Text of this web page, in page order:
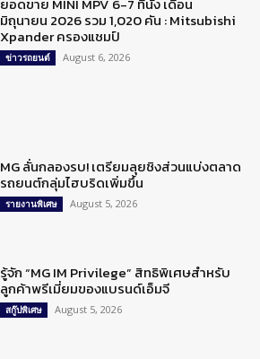
ยอดขาย MINI MPV 6-7 ที่นั่ง เดือน
มิถุนายน 2026 รวม 1,020 คัน : Mitsubishi
Xpander ครองแชมป์
ข่าวรถยนต์ August 6, 2026
MG ลั่นกลองรบ! เตรียมลุยชิงส่วนแบ่งตลาด
รถยนต์กลุ่มไฮบริดเพิ่มขึ้น
รายงานพิเศษ August 5, 2026
รู้จัก “MG IM Privilege” สิทธิพิเศษสำหรับ
ลูกค้าพรีเมี่ยมของแบรนด์เอ็มจี
สกู๊ปพิเศษ August 5, 2026